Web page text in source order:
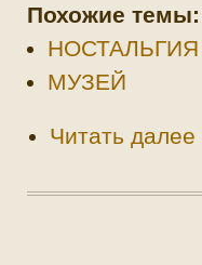
Похожие темы:
МУЗЕЙ
Читать далее